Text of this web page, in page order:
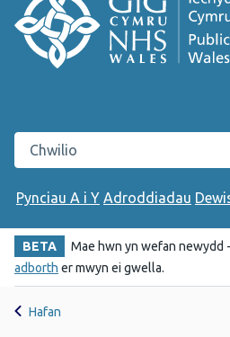
Chwilio gwefan Iechyd
Pynciau A i Y Adroddiadau
BETA
Mae hwn yn wefan newydd
adborth er mwyn ei gwella.
Hafan